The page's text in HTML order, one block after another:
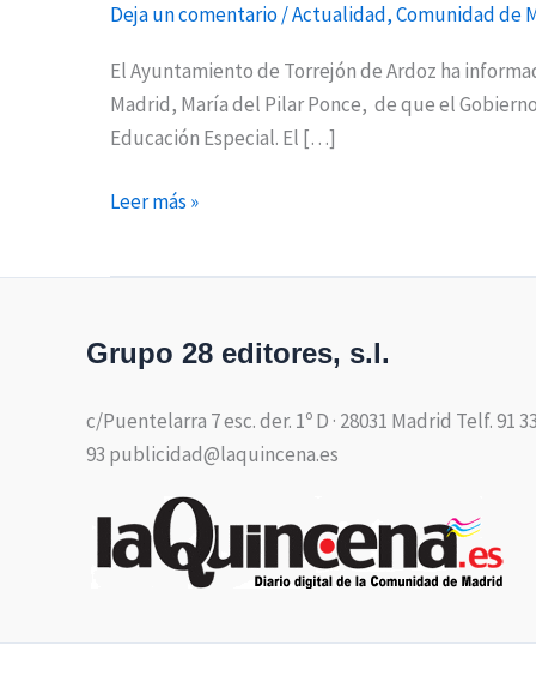
Deja un comentario/Actualidad,Comunidad de
El Ayuntamiento de Torrejón de Ardoz ha
Madrid, María del Pilar Ponce, de que el
Educación Especial. El […]
Leer más »
Grupo 28 editores, s.l.
c/Puentelarra 7 esc. der. 1º D · 28031 Madrid Telf. 91
93 publicidad@laquincena.es